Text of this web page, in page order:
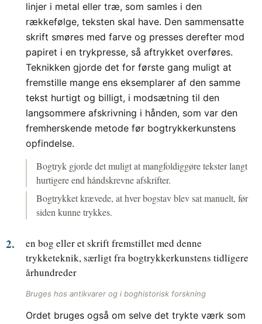
linjer i metal eller træ, som samles i den
rækkefølge, teksten skal have. Den sammensatte
skrift smøres med farve og presses derefter mod
papiret i en trykpresse, så aftrykket overføres.
Teknikken gjorde det for første gang muligt at
fremstille mange ens eksemplarer af den samme
tekst hurtigt og billigt, i modsætning til den
langsommere afskrivning i hånden, som var den
fremherskende metode før bogtrykkerkunstens
opfindelse.
Bogtryk gjorde det muligt at mangfoldiggøre tekster langt
hurtigere end håndskrevne afskrifter.
Bogtrykket krævede, at hver bogstav blev sat manuelt, før
siden kunne trykkes.
en bog eller et skrift fremstillet med denne
trykketeknik, særligt fra bogtrykkerkunstens tidligere
århundreder
Bruges hos antikvarer og i boghistorisk forskning
Ordet bruges også om selve det trykte værk som